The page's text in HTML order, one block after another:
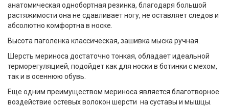
анатомическая однобортная резинка, благодаря большой
растяжимости она не сдавливает ногу, не оставляет следов и
абсолютно комфортна в носке.
Высота паголенка классическая, зашивка мыска ручная.
Шерсть мериноса достаточно тонкая, обладает идеальной
терморегуляцией, подойдет как для носки в ботинки с мехом,
так и в осеннюю обувь.
Еще одним преимуществом мериноса является благотворное
воздействие остевых волокон шерсти на суставы и мышцы.